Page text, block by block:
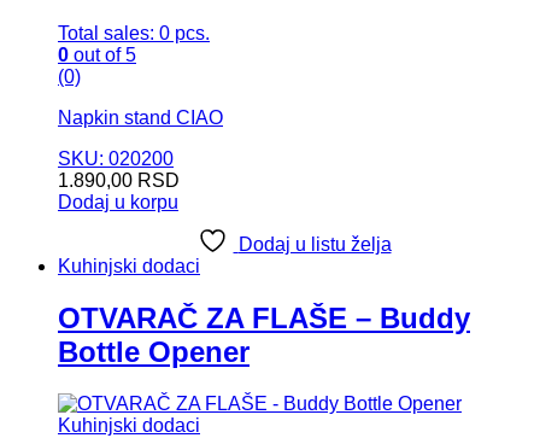
Total sales: 0 pcs.
0 out of 5
(0)
Napkin stand CIAO
SKU: 020200
1.890,00 RSD
Dodaj u korpu
Dodaj u listu želja
Kuhinjski dodaci
OTVARAČ ZA FLAŠE – Buddy
Bottle Opener
Kuhinjski dodaci